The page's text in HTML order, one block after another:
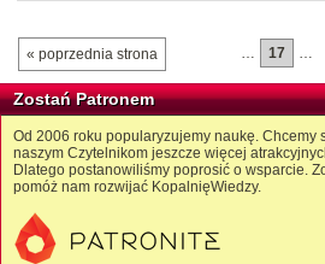
« poprzednia strona … 17 …
Zostań Patronem
Od 2006 roku popularyzujemy naukę. Chcemy
naszym Czytelnikom jeszcze więcej
Dlatego postanowiliśmy poprosić o wsparcie.
pomóż nam rozwijać KopalnięWiedzy.